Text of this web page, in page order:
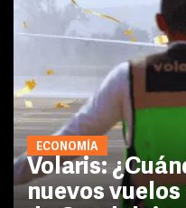
ECONOMÍA
Volaris:
nuevos